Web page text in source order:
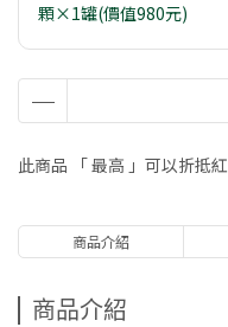
顆×1罐(價值980元)
此商品 「 最高 」可以折抵
商品介紹
商品介紹